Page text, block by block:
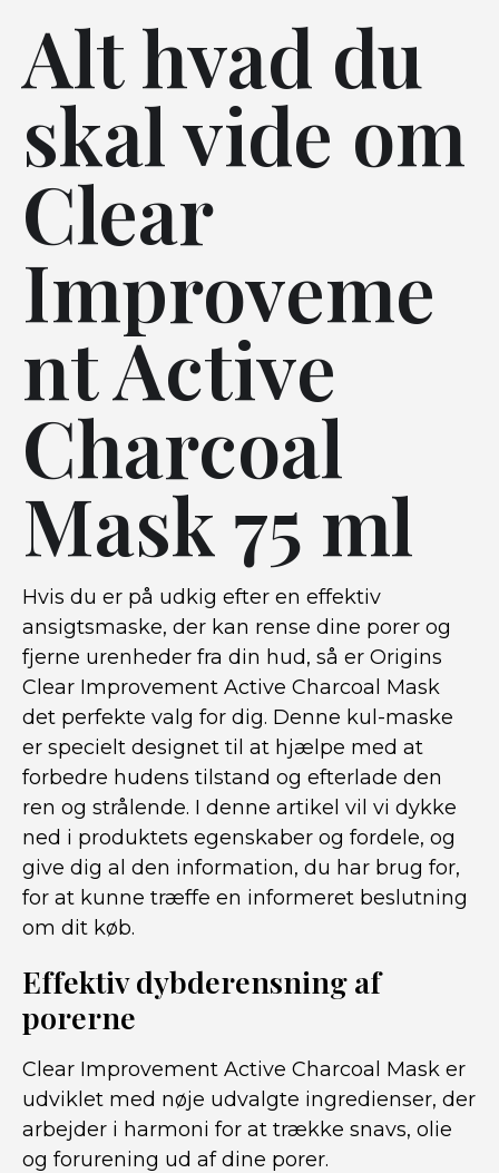
Alt hvad du
skal vide om
Clear
Improveme
nt Active
Charcoal
Mask 75 ml
Hvis du er på udkig efter en effektiv
ansigtsmaske, der kan rense dine porer og
fjerne urenheder fra din hud, så er Origins
Clear Improvement Active Charcoal Mask
det perfekte valg for dig. Denne kul-maske
er specielt designet til at hjælpe med at
forbedre hudens tilstand og efterlade den
ren og strålende. I denne artikel vil vi dykke
ned i produktets egenskaber og fordele, og
give dig al den information, du har brug for,
for at kunne træffe en informeret beslutning
om dit køb.
Effektiv dybderensning af
porerne
Clear Improvement Active Charcoal Mask er
udviklet med nøje udvalgte ingredienser, der
arbejder i harmoni for at trække snavs, olie
og forurening ud af dine porer.